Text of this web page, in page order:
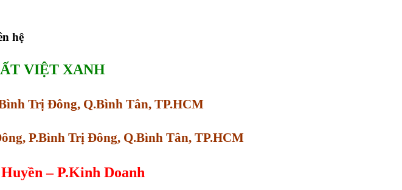
hệ
VIỆT XANH
Trị Đông, Q.Bình Tân, TP.HCM
P.Bình Trị Đông, Q.Bình Tân, TP.HCM
– P.Kinh Doanh